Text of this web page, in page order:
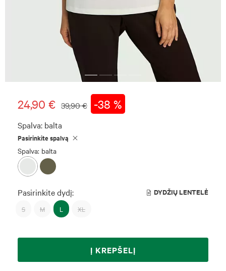
24,90 € 39,90 € -38 %
Spalva: balta
Pasirinkite spalvą
Spalva: balta
Pasirinkite dydį: DYDŽIŲ LENTELĖ
S M L XL
Į KREPŠELĮ